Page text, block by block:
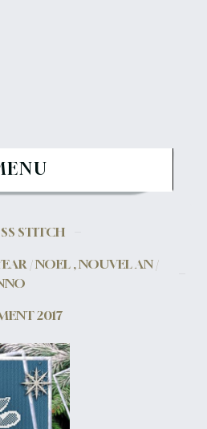
STITCH
/ NOEL , NOUVEL AN /
2017